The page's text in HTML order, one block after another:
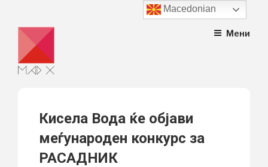
content
Мени
Кисела Вода ќе објави
меѓународен конкурс за
РАСАДНИК
Macedonian